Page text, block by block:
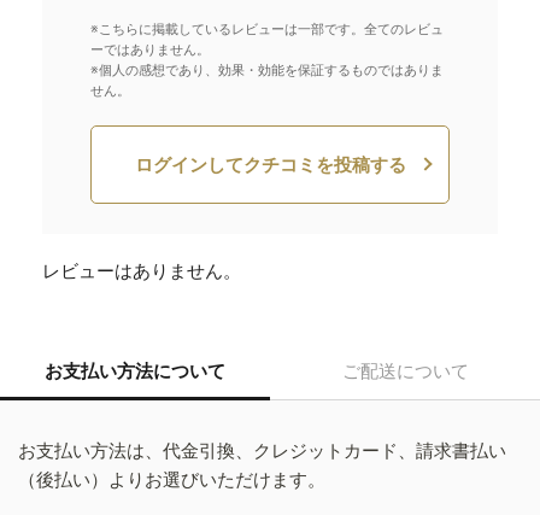
※こちらに掲載しているレビューは一部です。全てのレビュ
ーではありません。
※個人の感想であり、効果・効能を保証するものではありま
せん。
ログインしてクチコミを投稿する
レビューはありません。
お支払い方法について ご配送について
お支払い方法は、代金引換、クレジットカード、請求書払い
（後払い）よりお選びいただけます。